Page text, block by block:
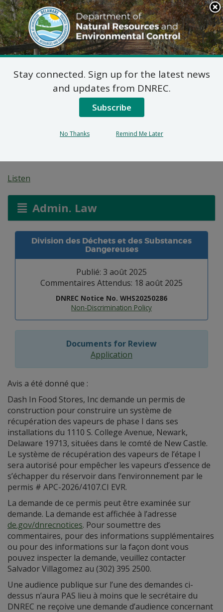
Search
This
Site
DNREC Menu
7 DE Admin. Code 1102
Demandes de Permis
De Mineur Naturel:
Listen
Admin. Law
Division des Déchets et des Substances
Dangereuses
Publié: 3 août 2025
Commentaires Attendus: 18 août 2025
DNREC Notice No. WHS20250286
Non-Discrimination Policy
Documents for Review
Application
Avis a été donné que :
Dash In Food Stores, Inc demande un permis de
construction pour construire un système de
récupération des vapeurs de phase I dans ses
installations du 1110 S. College Avenue, Newark,
Delaware 19713, situées dans le comté de New Castle.
Le système de récupération des vapeurs de l’étape I
sera autorisé pour empêcher les vapeurs d’essence de
s’échapper du réservoir dans l’environnement par le
permis # APC-2026/4107.CI EVR.
La demande de ce permis peut être examinée sur
demande. La demande est affichée à l’adresse
de.gov/dnrecnotices. Pour soumettre des
commentaires, pour des informations supplémentaires
ou pour des informations sur la façon dont vous
pouvez inspecter la demande, veuillez contacter
Salvador Villagomez au (302) 395 2500.
Une audience publique sur l’une des demandes ci-
dessus n’aura PAS lieu à moins que le secrétaire du
DNREC ne reçoive une demande d’audience concernant
Stay connected. Sign up for the latest news
and updates from DNREC.
Subscribe
No Thanks Remind Me Later